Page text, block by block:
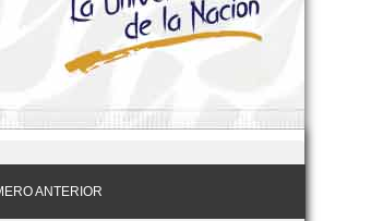
ANTERIOR